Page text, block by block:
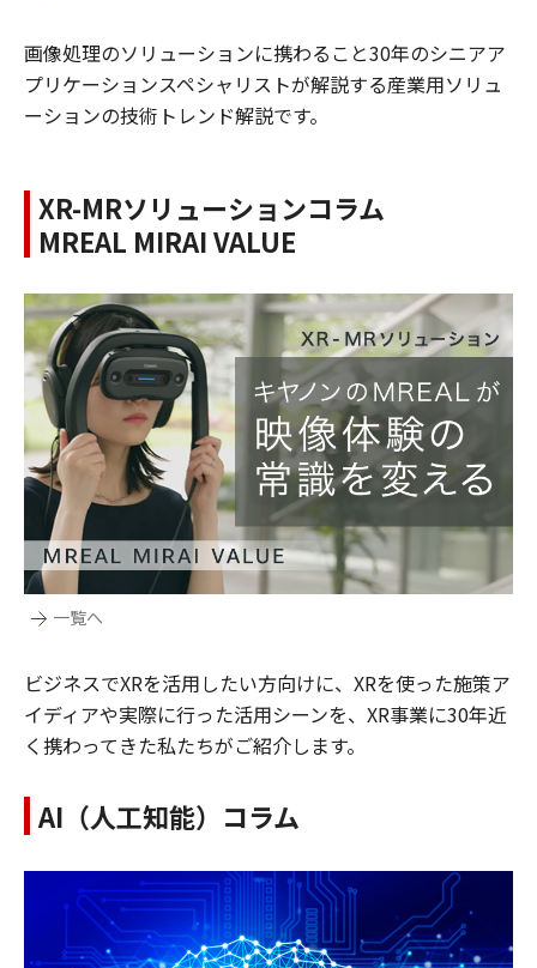
画像処理のソリューションに携わること30年のシニアア
プリケーションスペシャリストが解説する産業用ソリュ
ーションの技術トレンド解説です。
XR-MRソリューションコラム
MREAL MIRAI VALUE
一覧へ
ビジネスでXRを活用したい方向けに、XRを使った施策ア
イディアや実際に行った活用シーンを、XR事業に30年近
く携わってきた私たちがご紹介します。
AI（人工知能）コラム